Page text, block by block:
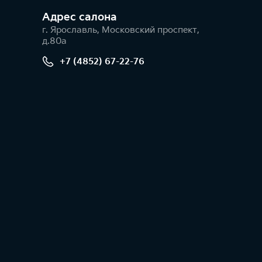
Адрес салонa
г. Ярославль, Московский проспект,
д.80а
+7 (4852) 67-22-76